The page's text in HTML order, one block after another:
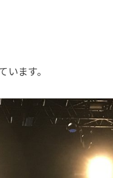
ます。